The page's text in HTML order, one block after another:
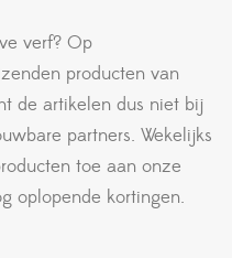
verf? Op
producten van
de artikelen dus niet bij
partners. Wekelijks
toe aan onze
oplopende kortingen.